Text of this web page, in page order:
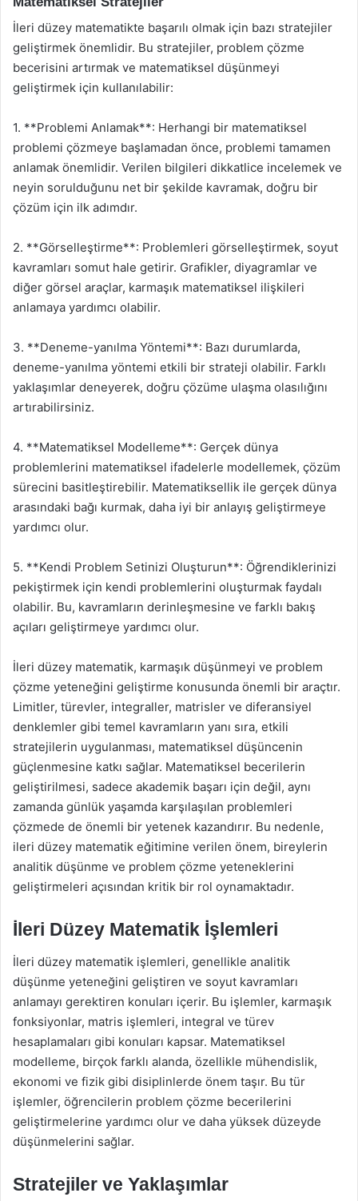
İleri düzey matematikte başarılı olmak için bazı stratejiler
geliştirmek önemlidir. Bu stratejiler, problem çözme
becerisini artırmak ve matematiksel düşünmeyi
geliştirmek için kullanılabilir:
1. **Problemi Anlamak**: Herhangi bir matematiksel
problemi çözmeye başlamadan önce, problemi tamamen
anlamak önemlidir. Verilen bilgileri dikkatlice incelemek ve
neyin sorulduğunu net bir şekilde kavramak, doğru bir
çözüm için ilk adımdır.
2. **Görselleştirme**: Problemleri görselleştirmek, soyut
kavramları somut hale getirir. Grafikler, diyagramlar ve
diğer görsel araçlar, karmaşık matematiksel ilişkileri
anlamaya yardımcı olabilir.
3. **Deneme-yanılma Yöntemi**: Bazı durumlarda,
deneme-yanılma yöntemi etkili bir strateji olabilir. Farklı
yaklaşımlar deneyerek, doğru çözüme ulaşma olasılığını
artırabilirsiniz.
4. **Matematiksel Modelleme**: Gerçek dünya
problemlerini matematiksel ifadelerle modellemek, çözüm
sürecini basitleştirebilir. Matematiksellik ile gerçek dünya
arasındaki bağı kurmak, daha iyi bir anlayış geliştirmeye
yardımcı olur.
5. **Kendi Problem Setinizi Oluşturun**: Öğrendiklerinizi
pekiştirmek için kendi problemlerini oluşturmak faydalı
olabilir. Bu, kavramların derinleşmesine ve farklı bakış
açıları geliştirmeye yardımcı olur.
İleri düzey matematik, karmaşık düşünmeyi ve problem
çözme yeteneğini geliştirme konusunda önemli bir araçtır.
Limitler, türevler, integraller, matrisler ve diferansiyel
denklemler gibi temel kavramların yanı sıra, etkili
stratejilerin uygulanması, matematiksel düşüncenin
güçlenmesine katkı sağlar. Matematiksel becerilerin
geliştirilmesi, sadece akademik başarı için değil, aynı
zamanda günlük yaşamda karşılaşılan problemleri
çözmede de önemli bir yetenek kazandırır. Bu nedenle,
ileri düzey matematik eğitimine verilen önem, bireylerin
analitik düşünme ve problem çözme yeteneklerini
geliştirmeleri açısından kritik bir rol oynamaktadır.
İleri Düzey Matematik İşlemleri
İleri düzey matematik işlemleri, genellikle analitik
düşünme yeteneğini geliştiren ve soyut kavramları
anlamayı gerektiren konuları içerir. Bu işlemler, karmaşık
fonksiyonlar, matris işlemleri, integral ve türev
hesaplamaları gibi konuları kapsar. Matematiksel
modelleme, birçok farklı alanda, özellikle mühendislik,
ekonomi ve fizik gibi disiplinlerde önem taşır. Bu tür
işlemler, öğrencilerin problem çözme becerilerini
geliştirmelerine yardımcı olur ve daha yüksek düzeyde
düşünmelerini sağlar.
Stratejiler ve Yaklaşımlar